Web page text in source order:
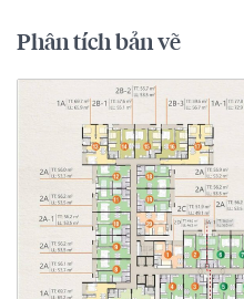
Phân tích bản vẽ